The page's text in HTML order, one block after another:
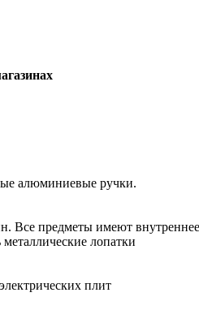
алюминиевые ручки.
Все предметы имеют
лопатки
плит